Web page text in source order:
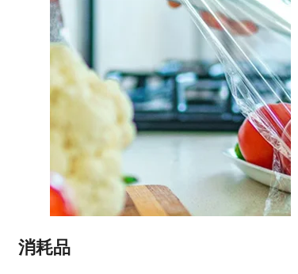
消耗品